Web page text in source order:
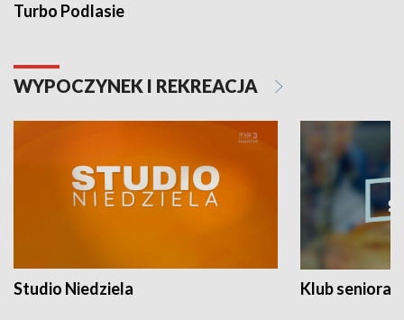
Turbo Podlasie
WYPOCZYNEK I REKREACJA
Studio Niedziela Klub seniora